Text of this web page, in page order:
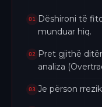
01
Dëshironi të
munduar hiq.
02
Pret gjithë
analiza
03 Je përson